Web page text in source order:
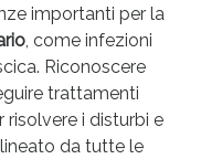
importanti per la
, come infezioni
Riconoscere
trattamenti
i disturbi e
da tutte le
fino al 55% valido